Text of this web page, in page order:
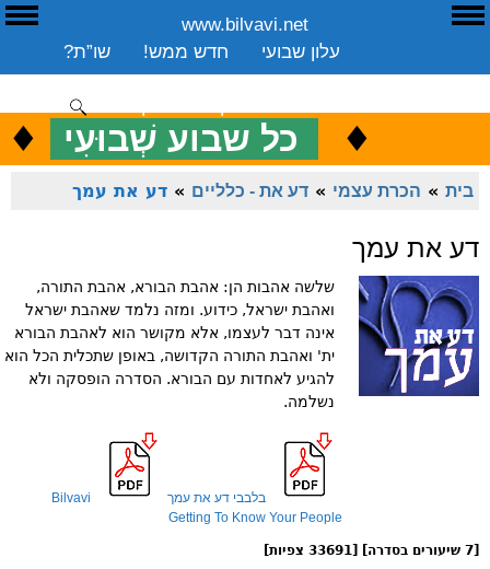
www.bilvavi.net
שו”ת?
חדש ממש!
עלון שבועי
שיעורים שבועי
ספרים
ארכיון
סקירה כללית
ENGLISH ♦ כל שבוע שְׁבוּעִי ♦
בית » הכרת עצמי » דע את - כלליים » דע את עמך
דע את עמך
שלשה אהבות הן: אהבת הבורא, אהבת התורה,
ואהבת ישראל, כידוע. ומזה נלמד שאהבת ישראל
אינה דבר לעצמו, אלא מקושר הוא לאהבת הבורא
ית' ואהבת התורה הקדושה, באופן שתכלית הכל הוא
להגיע לאחדות עם הבורא. הסדרה הופסקה ולא
נשלמה.
בלבבי דע את עמך
Bilvavi
Getting To Know Your People